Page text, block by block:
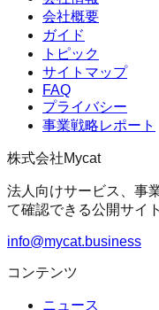
会社概要
ガイド
トピック
サイトマップ
FAQ
プライバシー
事業戦略レポート
株式会社Mycat
法人向けサービス、事
て確認できる公開サイ
info@mycat.business
コンテンツ
ニュース